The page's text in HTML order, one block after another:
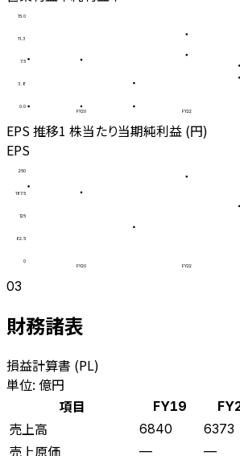
0.0
3.8
7.5
11.3
15.0
FY20 FY22
EPS 推移1 株当たり当期純利益 (円)
EPS
0
62.5
125
187.5
250
FY20 FY22
03
財務諸表
損益計算書 (PL)
単位: 億円
項目
FY19
売上高 6840 6373
売上原価 — —